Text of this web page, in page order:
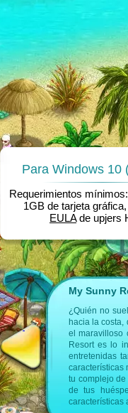
My Sunny
¿Quién no
hacia la
el maravilloso
Resort es lo
entretenidas
características
tu complejo
de tus
características
Para Windows 10
Requerimientos
1GB de tarjeta
EULAde upjers